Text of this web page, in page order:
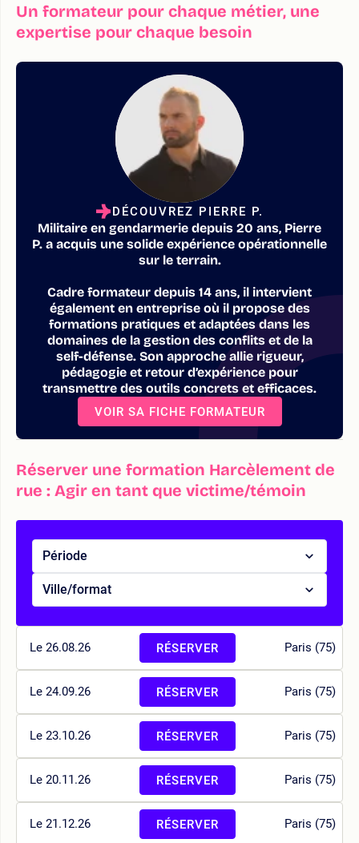
Un formateur pour chaque métier, une
expertise pour chaque besoin
DÉCOUVREZ PIERRE P.
Militaire en gendarmerie depuis 20 ans, Pierre
P. a acquis une solide expérience opérationnelle
sur le terrain.
Cadre formateur depuis 14 ans, il intervient
également en entreprise où il propose des
formations pratiques et adaptées dans les
domaines de la gestion des conflits et de la
self-défense. Son approche allie rigueur,
pédagogie et retour d’expérience pour
transmettre des outils concrets et efficaces.
VOIR SA FICHE FORMATEUR
Réserver une formation Harcèlement de
rue : Agir en tant que victime/témoin
Période
Ville/format
Le 26.08.26 Paris (75)
RÉSERVER
Le 24.09.26 Paris (75)
RÉSERVER
Le 23.10.26 Paris (75)
RÉSERVER
Le 20.11.26 Paris (75)
RÉSERVER
Le 21.12.26 Paris (75)
RÉSERVER